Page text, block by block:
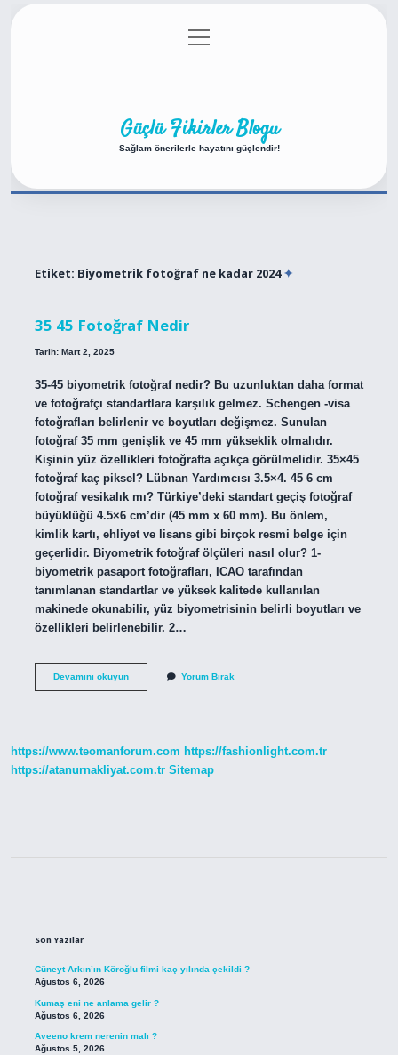
Gizlilik Politikası
menüyü
aç
Güçlü Fikirler Blogu
Sağlam önerilerle hayatını güçlendir!
Etiket: Biyometrik fotoğraf ne kadar 2024
35 45 Fotoğraf Nedir
Tarih: Mart 2, 2025
35-45 biyometrik fotoğraf nedir? Bu uzunluktan daha format
ve fotoğrafçı standartlara karşılık gelmez. Schengen -visa
fotoğrafları belirlenir ve boyutları değişmez. Sunulan
fotoğraf 35 mm genişlik ve 45 mm yükseklik olmalıdır.
Kişinin yüz özellikleri fotoğrafta açıkça görülmelidir. 35×45
fotoğraf kaç piksel? Lübnan Yardımcısı 3.5×4. 45 6 cm
fotoğraf vesikalık mı? Türkiye’deki standart geçiş fotoğraf
büyüklüğü 4.5×6 cm’dir (45 mm x 60 mm). Bu önlem,
kimlik kartı, ehliyet ve lisans gibi birçok resmi belge için
geçerlidir. Biyometrik fotoğraf ölçüleri nasıl olur? 1-
biyometrik pasaport fotoğrafları, ICAO tarafından
tanımlanan standartlar ve yüksek kalitede kullanılan
makinede okunabilir, yüz biyometrisinin belirli boyutları ve
özellikleri belirlenebilir. 2…
Devamını okuyun35
Yorum Bırak
https://www.teomanforum.com https://fashionlight.com.tr
https://atanurnakliyat.com.tr Sitemap
Son Yazılar
Cüneyt Arkın’ın Köroğlu filmi kaç yılında çekildi ?
Ağustos 6, 2026
Kumaş eni ne anlama gelir ?
Ağustos 6, 2026
Aveeno krem nerenin malı ?
Ağustos 5, 2026